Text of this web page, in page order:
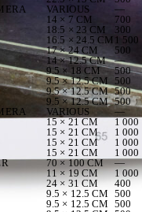
VARIOUS —
14 × 7 CM 700
18.5 × 23 CM 300
16.5 × 24.5 CM 1 500
17 × 24 CM 500
14 × 12.5 CM —
9.5 × 18 CM 500
9.5 × 12.5 CM 500
9.5 × 12.5 CM 500
9.5 × 12.5 CM 500
VARIOUS —
15 × 21 CM 1 000
15 × 21 CM 1 000
15 × 21 CM 1 000
15 × 21 CM 1 000
70 × 100 CM —
11 × 19 CM 1 000
24 × 31 CM 400
9.5 × 12.5 CM 500
9.5 × 12.5 CM 500